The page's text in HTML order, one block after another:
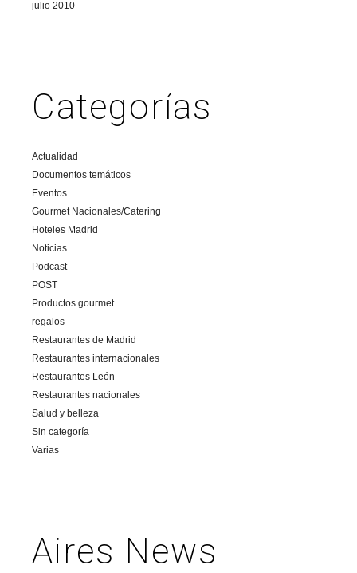
julio 2010
Categorías
Actualidad
Documentos temáticos
Eventos
Gourmet Nacionales/Catering
Hoteles Madrid
Noticias
Podcast
POST
Productos gourmet
regalos
Restaurantes de Madrid
Restaurantes internacionales
Restaurantes León
Restaurantes nacionales
Salud y belleza
Sin categoría
Varias
Aires News